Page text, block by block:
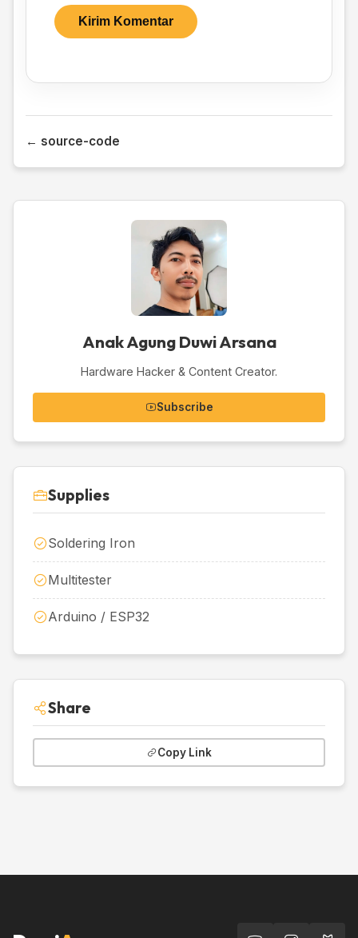
← source-code
Anak Agung Duwi Arsana
Hardware Hacker & Content Creator.
Subscribe
Supplies
Soldering Iron
Multitester
Arduino / ESP32
Share
Copy Link